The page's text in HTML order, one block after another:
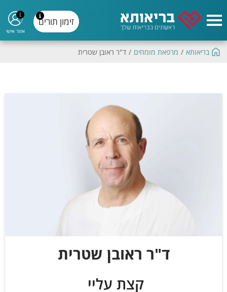
זימון תורים
אזור אישי
בריאותא / מרפאת מומחים / ד"ר ראובן שטרית
ד"ר ראובן שטרית
קצת עליי